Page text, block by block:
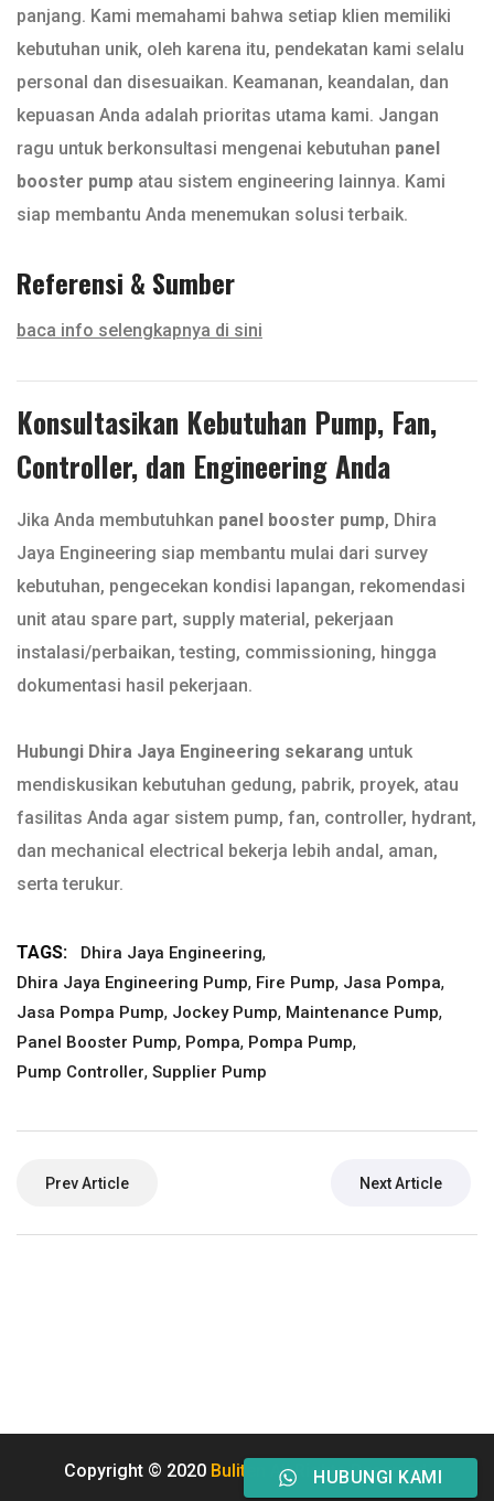
panjang. Kami memahami bahwa setiap klien memiliki
kebutuhan unik, oleh karena itu, pendekatan kami selalu
personal dan disesuaikan. Keamanan, keandalan, dan
kepuasan Anda adalah prioritas utama kami. Jangan
ragu untuk berkonsultasi mengenai kebutuhan panel
booster pump atau sistem engineering lainnya. Kami
siap membantu Anda menemukan solusi terbaik.
Referensi & Sumber
baca info selengkapnya di sini
Konsultasikan Kebutuhan Pump, Fan,
Controller, dan Engineering Anda
Jika Anda membutuhkan panel booster pump, Dhira
Jaya Engineering siap membantu mulai dari survey
kebutuhan, pengecekan kondisi lapangan, rekomendasi
unit atau spare part, supply material, pekerjaan
instalasi/perbaikan, testing, commissioning, hingga
dokumentasi hasil pekerjaan.
Hubungi Dhira Jaya Engineering sekarang untuk
mendiskusikan kebutuhan gedung, pabrik, proyek, atau
fasilitas Anda agar sistem pump, fan, controller, hydrant,
dan mechanical electrical bekerja lebih andal, aman,
serta terukur.
TAGS: Dhira Jaya Engineering,
Dhira Jaya Engineering Pump, Fire Pump, Jasa Pompa,
Jasa Pompa Pump, Jockey Pump, Maintenance Pump,
Panel Booster Pump, Pompa, Pompa Pump,
Pump Controller, Supplier Pump
Prev Article Next Article
Copyright © 2020 Buliten All Rights Reserved.
HUBUNGI KAMI